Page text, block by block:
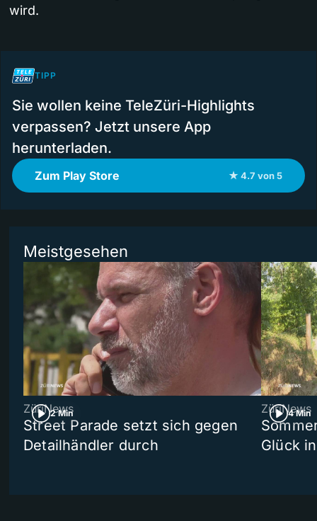
wird.
TIPP
Sie wollen keine TeleZüri-Highlights
verpassen? Jetzt unsere App
herunterladen.
Zum Play Store ★ 4.7 von 5
Meistgesehen
2 Min
ZüriNews
Street Parade setzt sich gegen
Detailhändler durch
4 Min
ZüriNews
Glück